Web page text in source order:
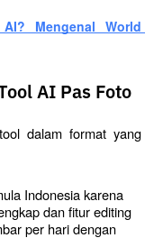
Mengenal World
AI Pas Foto
dalam format yang
Indonesia karena
dan fitur editing
per hari dengan